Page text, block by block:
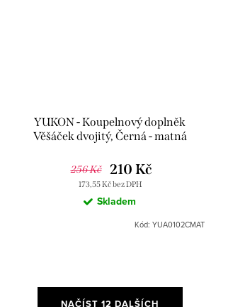
YUKON - Koupelnový doplněk
Věšáček dvojitý, Černá - matná
256 Kč
173,55 Kč bez DPH
210 Kč
Skladem
Kód: YUA0102CMAT
NAČÍST 12 DALŠÍCH